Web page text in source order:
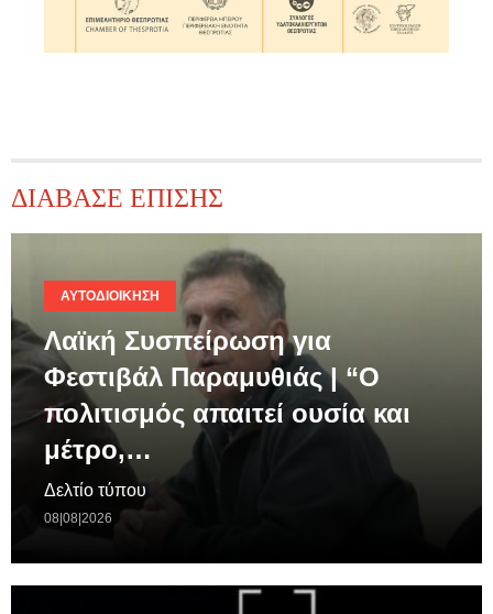
ΔΙΑΒΑΣΕ ΕΠΙΣΗΣ
ΑΥΤΟΔΙΟΊΚΗΣΗ
Λαϊκή Συσπείρωση για
Φεστιβάλ Παραμυθιάς | “Ο
πολιτισμός απαιτεί ουσία και
μέτρο,…
Δελτίο τύπου
08|08|2026